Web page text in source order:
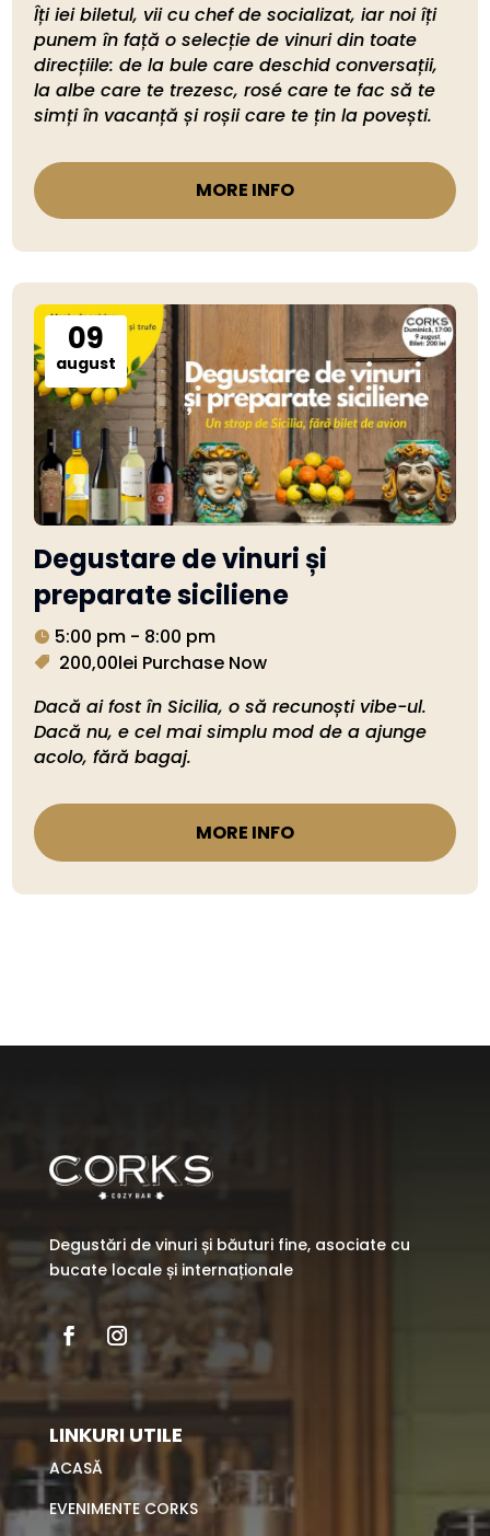
Îți iei biletul, vii cu chef de socializat, iar noi îți
punem în față o selecție de vinuri din toate
direcțiile: de la bule care deschid conversații,
la albe care te trezesc, rosé care te fac să te
simți în vacanță și roșii care te țin la povești.
MORE INFO
09
august
Degustare de vinuri și
preparate siciliene
5:00 pm - 8:00 pm
200,00lei Purchase Now
Dacă ai fost în Sicilia, o să recunoști vibe-ul.
Dacă nu, e cel mai simplu mod de a ajunge
acolo, fără bagaj.
MORE INFO
Degustări de vinuri și băuturi fine, asociate cu
bucate locale și internaționale
LINKURI UTILE
ACASĂ
EVENIMENTE CORKS